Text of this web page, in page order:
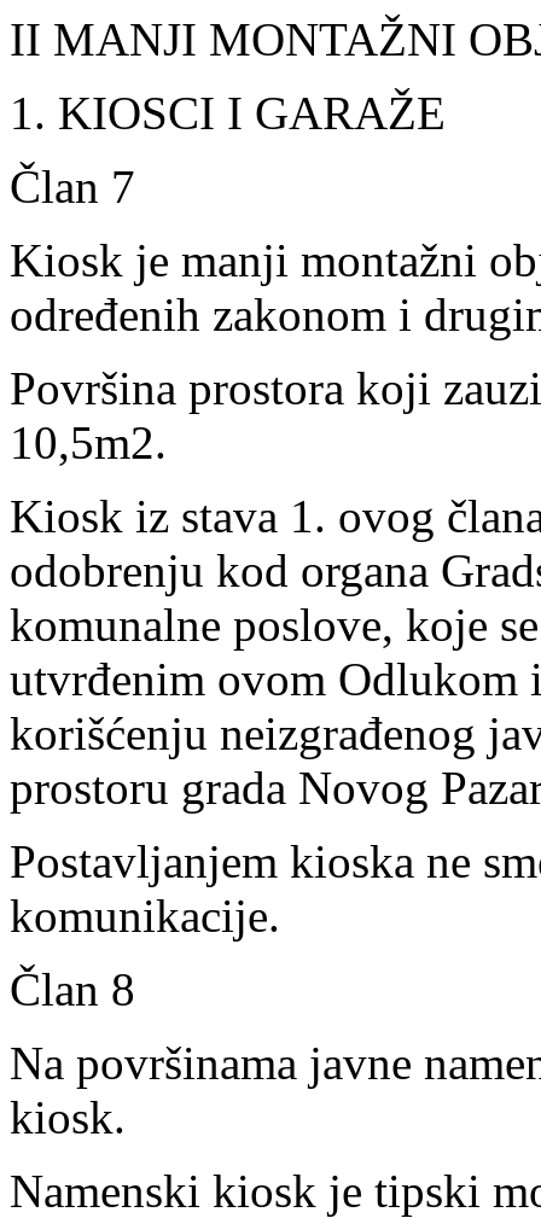
II MANJI MONTAŽNI
1. KIOSCI I GARAŽE
Član 7
Kiosk je manji montažni
određenih zakonom i
Površina prostora koji
10,5m2.
Kiosk iz stava 1. ovog
odobrenju kod organa
komunalne poslove, koje
utvrđenim ovom Odlukom
korišćenju neizgrađenog
prostoru grada Novog
Postavljanjem kioska ne
komunikacije.
Član 8
Na površinama javne
kiosk.
Namenski kiosk je tipski